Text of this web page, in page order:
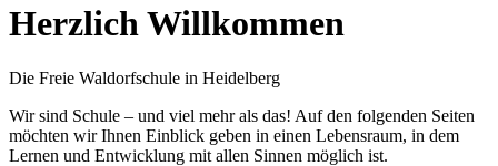
Herzlich Willkommen
Die Freie Waldorfschule in Heidelberg
Wir sind Schule – und viel mehr als das! Auf den folgenden Seiten
möchten wir Ihnen Einblick geben in einen Lebensraum, in dem
Lernen und Entwicklung mit allen Sinnen möglich ist.